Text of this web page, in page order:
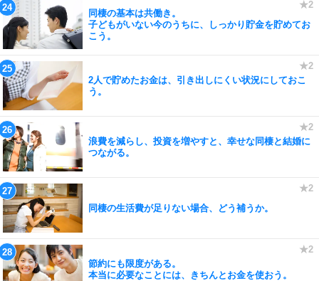
同棲の基本は共働き。
子どもがいない今のうちに、しっかり貯金を貯めてお
こう。
2人で貯めたお金は、引き出しにくい状況にしておこ
う。
浪費を減らし、投資を増やすと、幸せな同棲と結婚に
つながる。
同棲の生活費が足りない場合、どう補うか。
節約にも限度がある。
本当に必要なことには、きちんとお金を使おう。